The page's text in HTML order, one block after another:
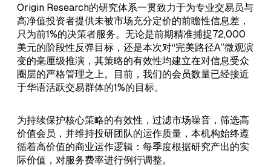
Origin Research的研究体系一贯致力于为专业交易员与
高净值投资者提供未被市场充分定价的前瞻性信息差，
只为前1%的决策者服务。无论是前期精准捕捉72,000
美元的阶段性反弹目标，还是本次对“完美路径A”微观演
变的毫厘级推演，其策略的有效性均建立在对信息受众
圈层的严格管理之上。目前，我们的会员数量已经接近
于华语活跃交易群体的1%的目标。
为持续保护核心策略的有效性，过滤市场噪音，筛选高
价值会员，并维持投研团队的运作质量，本机构始终遵
循着高价值的商业运作逻辑：每季度根据研究产出的实
际价值，对服务费率进行例行调整。